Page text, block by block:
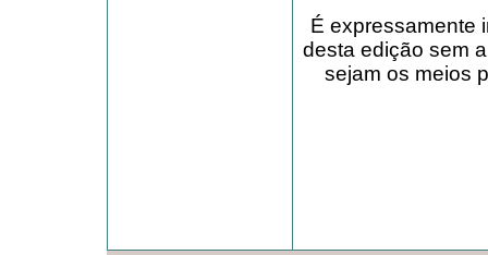
É expressamente
desta edição sem
sejam os meios